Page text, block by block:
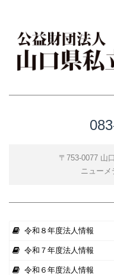
〒753-0077 山
ニュー
令和８年度法人情報
令和７年度法人情報
令和６年度法人情報